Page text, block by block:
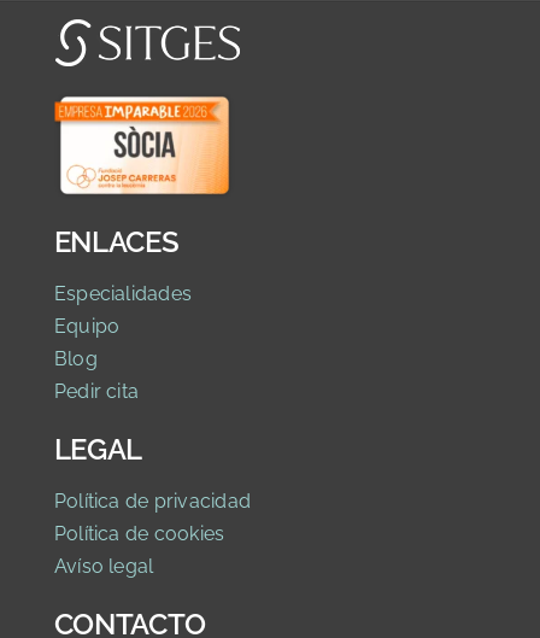
ENLACES
Especialidades
Equipo
Blog
Pedir cita
LEGAL
Política de privacidad
Política de cookies
Avíso legal
CONTACTO